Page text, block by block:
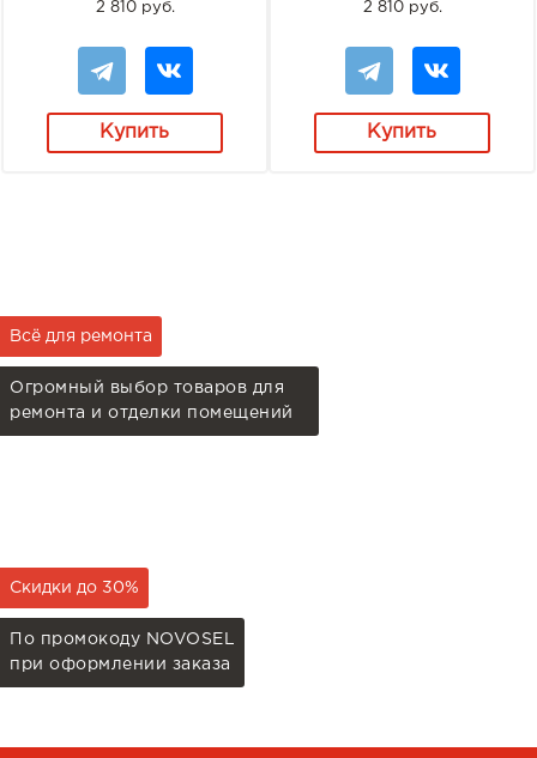
2 810 руб.
Купить
2 810 руб.
Купить
Всё для ремонта
Огромный выбор товаров для
ремонта и отделки помещений
Скидки до 30%
По промокоду NOVOSEL
при оформлении заказа